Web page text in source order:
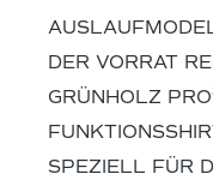
DER VORRAT
GRÜNHOLZ
SPEZIELL FÜR